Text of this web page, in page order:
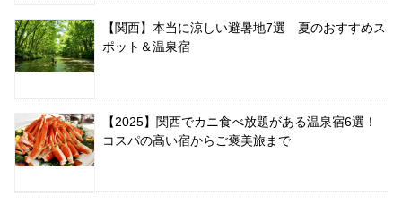
【関西】本当に涼しい避暑地7選 夏のおすすめス
ポット＆温泉宿
【2025】関西でカニ食べ放題がある温泉宿6選！
コスパの高い宿からご褒美旅まで